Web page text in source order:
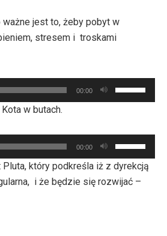
do
dołu
lub
zmniejszyć
ważne jest to, żeby pobyt w
stresem i troskami
00:00
strzałek
oraz
do
dołu
w butach.
00:00
strzałek
do
góry
który podkreśla iż z dyrekcją
i że będzie się rozwijać –